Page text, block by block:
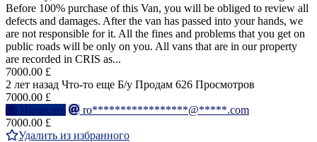
Before 100% purchase of this Van, you will be obliged to review all
defects and damages. After the van has passed into your hands, we
are not responsible for it. All the fines and problems that you get on
public roads will be only on you. All vans that are in our property
are recorded in CRIS as...
7000.00 £
2 лет назад Что-то еще Б/у Продам 626 Просмотров
7000.00 £
Написать
ro*****************@*****.com
7000.00 £
Удалить из избранного